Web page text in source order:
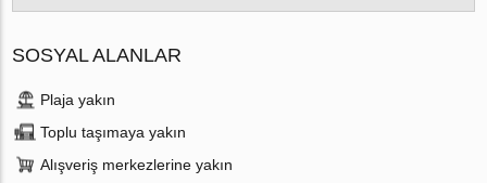
SOSYAL ALANLAR
Plaja yakın
Toplu taşımaya yakın
Alışveriş merkezlerine yakın